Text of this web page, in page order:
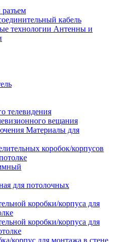
кабель
Антенны и
телевидения
вещания
Материалы для
коробок/корпусов
для потолочных
коробки/корпуса для
коробки/корпуса для
корпус для монтажа в стене